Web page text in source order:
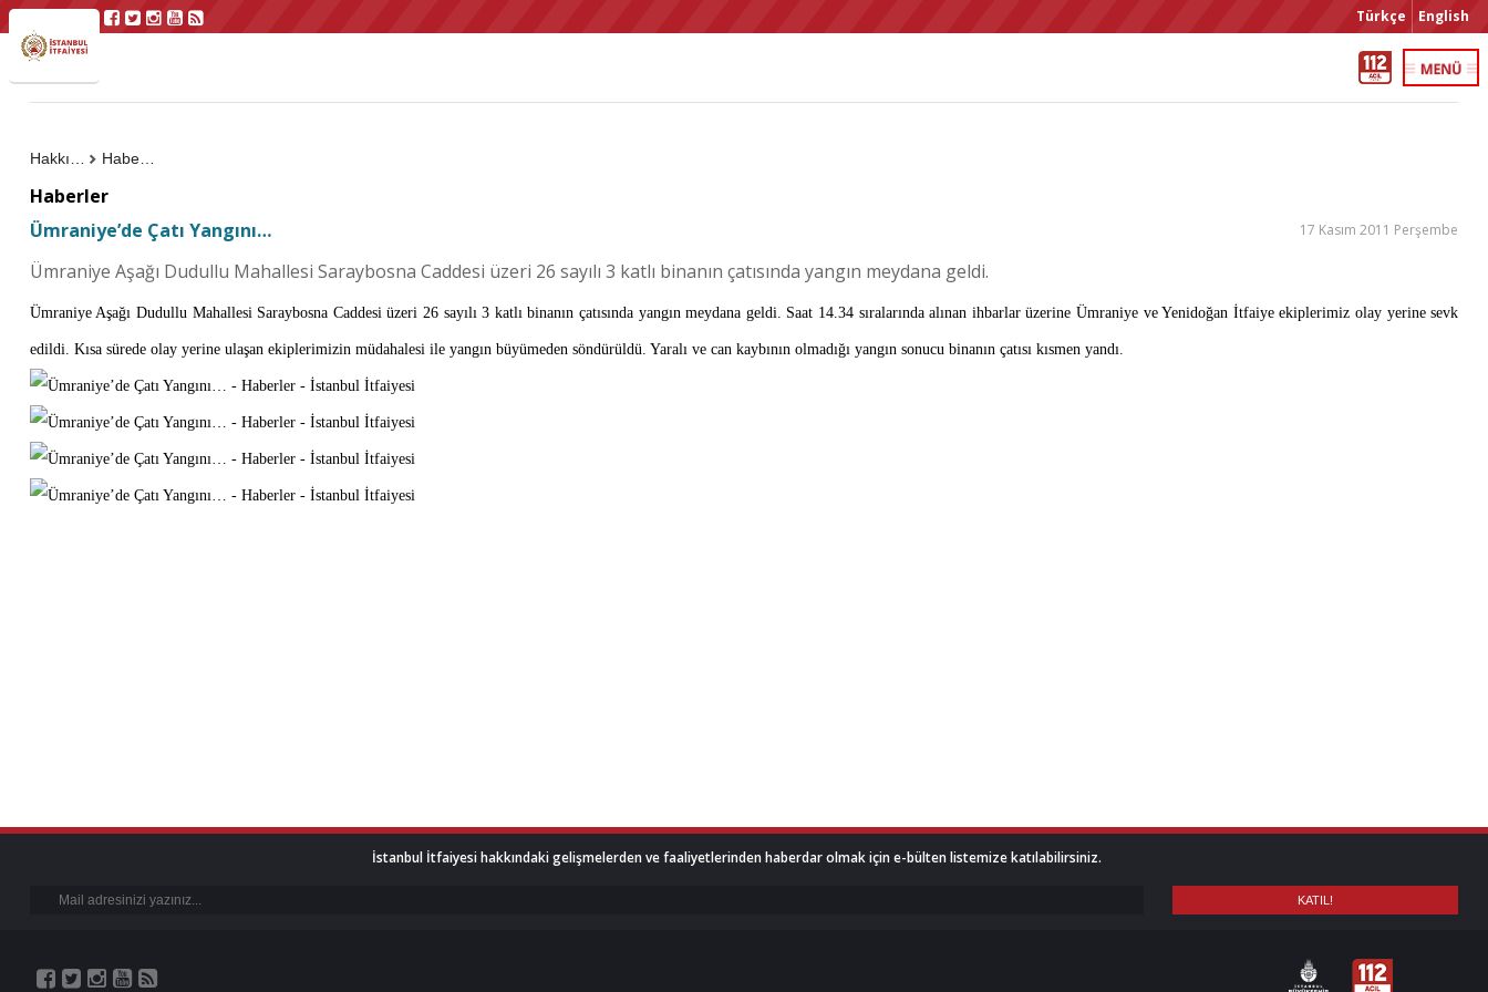
Türkçe English
Haberler
Haberler
Ümraniye’de Çatı Yangını…
17 Kasım 2011 Perşembe
Ümraniye Aşağı Dudullu Mahallesi Saraybosna Caddesi üzeri 26 sayılı 3 katlı binanın çatısında yangın meydana geldi.
Ümraniye Aşağı Dudullu Mahallesi Saraybosna Caddesi üzeri 26 sayılı 3 katlı binanın çatısında yangın meydana geldi. Saat 14.34 sıralarında alınan ihbarlar üzerine Ümraniye ve Yenidoğan İtfaiye ekiplerimiz olay yerine sevk
edildi. Kısa sürede olay yerine ulaşan ekiplerimizin müdahalesi ile yangın büyümeden söndürüldü. Yaralı ve can kaybının olmadığı yangın sonucu binanın çatısı kısmen yandı.
İstanbul İtfaiyesi hakkındaki gelişmelerden ve faaliyetlerinden haberdar olmak için e-bülten listemize katılabilirsiniz.